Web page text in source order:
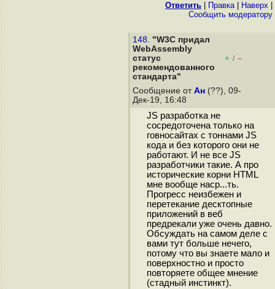
Ответить Правка| Наверх
Cообщить модератору
148. "W3C придал
WebAssembly
статус
рекомендованного
стандарта"
+ / –
Сообщение от Ан (??), 09-
Дек-19, 16:48
JS разработка не
сосредоточена только на
говносайтах с тоннами JS
кода и без которого они не
работают. И не все JS
разработчики такие. А про
исторические корни HTML
мне вообще наср...ть.
Прогресс неизбежен и
перетекание десктопные
приложений в веб
предрекали уже очень давно.
Обсуждать на самом деле с
вами тут больше нечего,
потому что вы знаете мало и
поверхностно и просто
повторяете общее мнение
(стадный инстинкт).